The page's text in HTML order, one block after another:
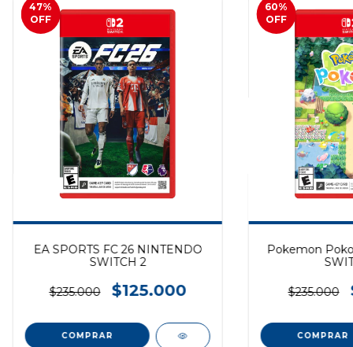
47%
OFF
EA SPORTS FC 26 NINTENDO
SWITCH 2
$235.000 $125.000
COMPRAR
60%
OFF
Pokemon
$235.000
COMPRAR